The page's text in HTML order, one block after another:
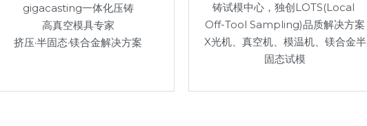
gigacasting一体化压铸
高真空模具专家
挤压·半固态·镁合金解决方案
铸试模中心，独创LOTS(Local
Off-Tool Sampling)品质解决方案
X光机、真空机、模温机、镁合金半
固态试模